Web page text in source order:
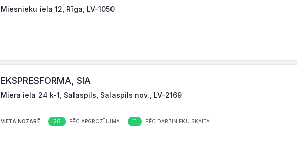
Miesnieku iela 12, Rīga, LV-1050
EKSPRESFORMA, SIA
Miera iela 24 k-1, Salaspils, Salaspils nov., LV-2169
VIETA NOZARĒ 26 PĒC APGROZĪJUMA 11 PĒC DARBINIEKU SKAITA